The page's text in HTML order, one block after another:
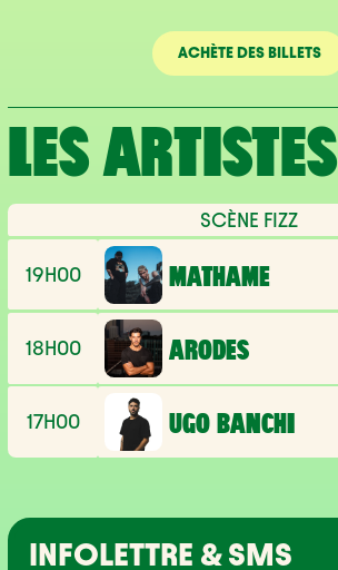
ACHÈTE DES BILLETS
LES ARTISTES
SCÈNE FIZZ
19H00 MATHAME
18H00 ARODES
17H00 UGO BANCHI
INFOLETTRE & SMS